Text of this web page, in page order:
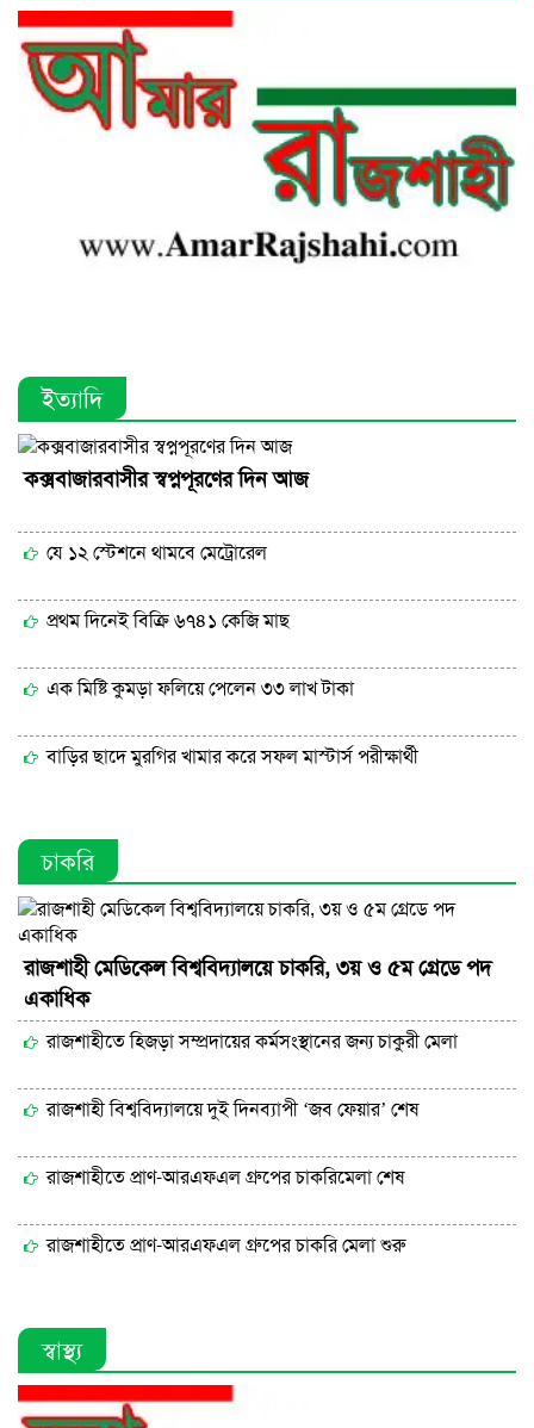
ইত্যাদি
কক্সবাজারবাসীর স্বপ্নপূরণের দিন আজ
যে ১২ স্টেশনে থামবে মেট্রোরেল
প্রথম দিনেই বিক্রি ৬৭৪১ কেজি মাছ
এক মিষ্টি কুমড়া ফলিয়ে পেলেন ৩৩ লাখ টাকা
বাড়ির ছাদে মুরগির খামার করে সফল মাস্টার্স পরীক্ষার্থী
চাকরি
রাজশাহী মেডিকেল বিশ্ববিদ্যালয়ে চাকরি, ৩য় ও ৫ম গ্রেডে পদ
একাধিক
রাজশাহীতে হিজড়া সম্প্রদায়ের কর্মসংস্থানের জন্য চাকুরী মেলা
রাজশাহী বিশ্ববিদ্যালয়ে দুই দিনব্যাপী ‘জব ফেয়ার’ শেষ
রাজশাহীতে প্রাণ-আরএফএল গ্রুপের চাকরিমেলা শেষ
রাজশাহীতে প্রাণ-আরএফএল গ্রুপের চাকরি মেলা শুরু
স্বাস্থ্য